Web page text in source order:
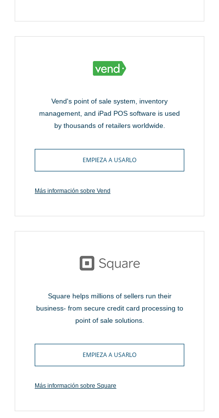
Vend's point of sale system, inventory
management, and iPad POS software is used
by thousands of retailers worldwide.
EMPIEZA A USARLO
Más información sobre Vend
Square helps millions of sellers run their
business- from secure credit card processing to
point of sale solutions.
EMPIEZA A USARLO
Más información sobre Square